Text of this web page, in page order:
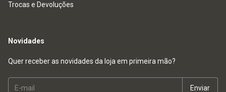
Trocas e Devoluções
Novidades
Quer receber as novidades da loja em primeira mão?